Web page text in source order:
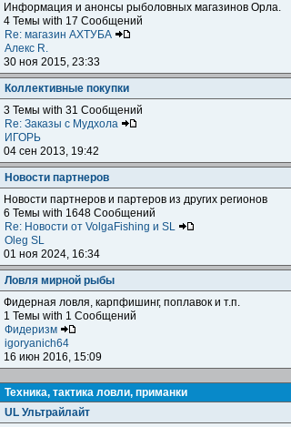
Информация и анонсы рыболовных магазинов Орла.
4 Темы with 17 Сообщений
Re: магазин АХТУБА
Алекс R.
30 ноя 2015, 23:33
Коллективные покупки
3 Темы with 31 Сообщений
Re: Заказы с Мудхола
ИГОРЬ
04 сен 2013, 19:42
Новости партнеров
Новости партнеров и партеров из других регионов
6 Темы with 1648 Сообщений
Re: Новости от VolgaFishing и SL
Oleg SL
01 ноя 2024, 16:34
Ловля мирной рыбы
Фидерная ловля, карпфишинг, поплавок и т.п.
1 Темы with 1 Сообщений
Фидеризм
igoryanich64
16 июн 2016, 15:09
Техника, тактика ловли, приманки
UL Ультрайлайт